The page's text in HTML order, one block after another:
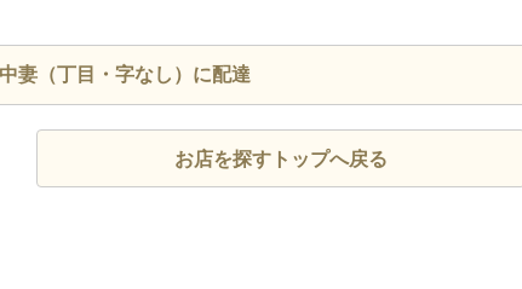
妻（丁目・字なし）に配達
お店を探すトップへ戻る